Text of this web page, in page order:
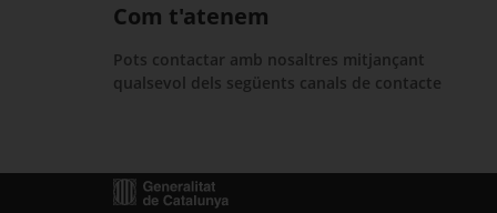
Com t'atenem
Pots contactar amb nosaltres mitjançant
qualsevol dels següents canals de contacte